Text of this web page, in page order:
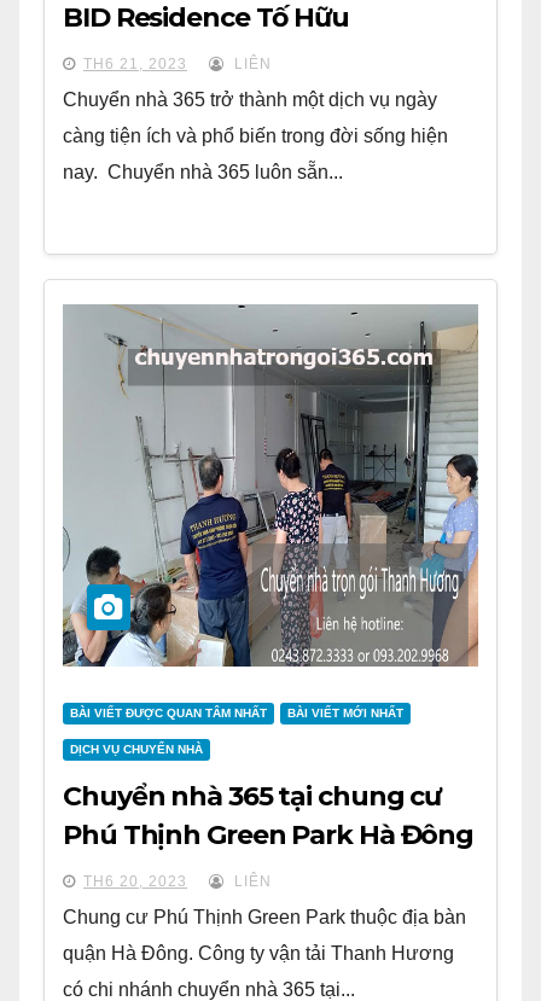
BID Residence Tố Hữu
TH6 21, 2023 LIÊN
Chuyển nhà 365 trở thành một dịch vụ ngày
càng tiện ích và phổ biến trong đời sống hiện
nay. Chuyển nhà 365 luôn sẵn...
BÀI VIẾT ĐƯỢC QUAN TÂM NHẤT BÀI VIẾT MỚI NHẤT
DỊCH VỤ CHUYỂN NHÀ
Chuyển nhà 365 tại chung cư
Phú Thịnh Green Park Hà Đông
TH6 20, 2023 LIÊN
Chung cư Phú Thịnh Green Park thuộc địa bàn
quận Hà Đông. Công ty vận tải Thanh Hương
có chi nhánh chuyển nhà 365 tại...